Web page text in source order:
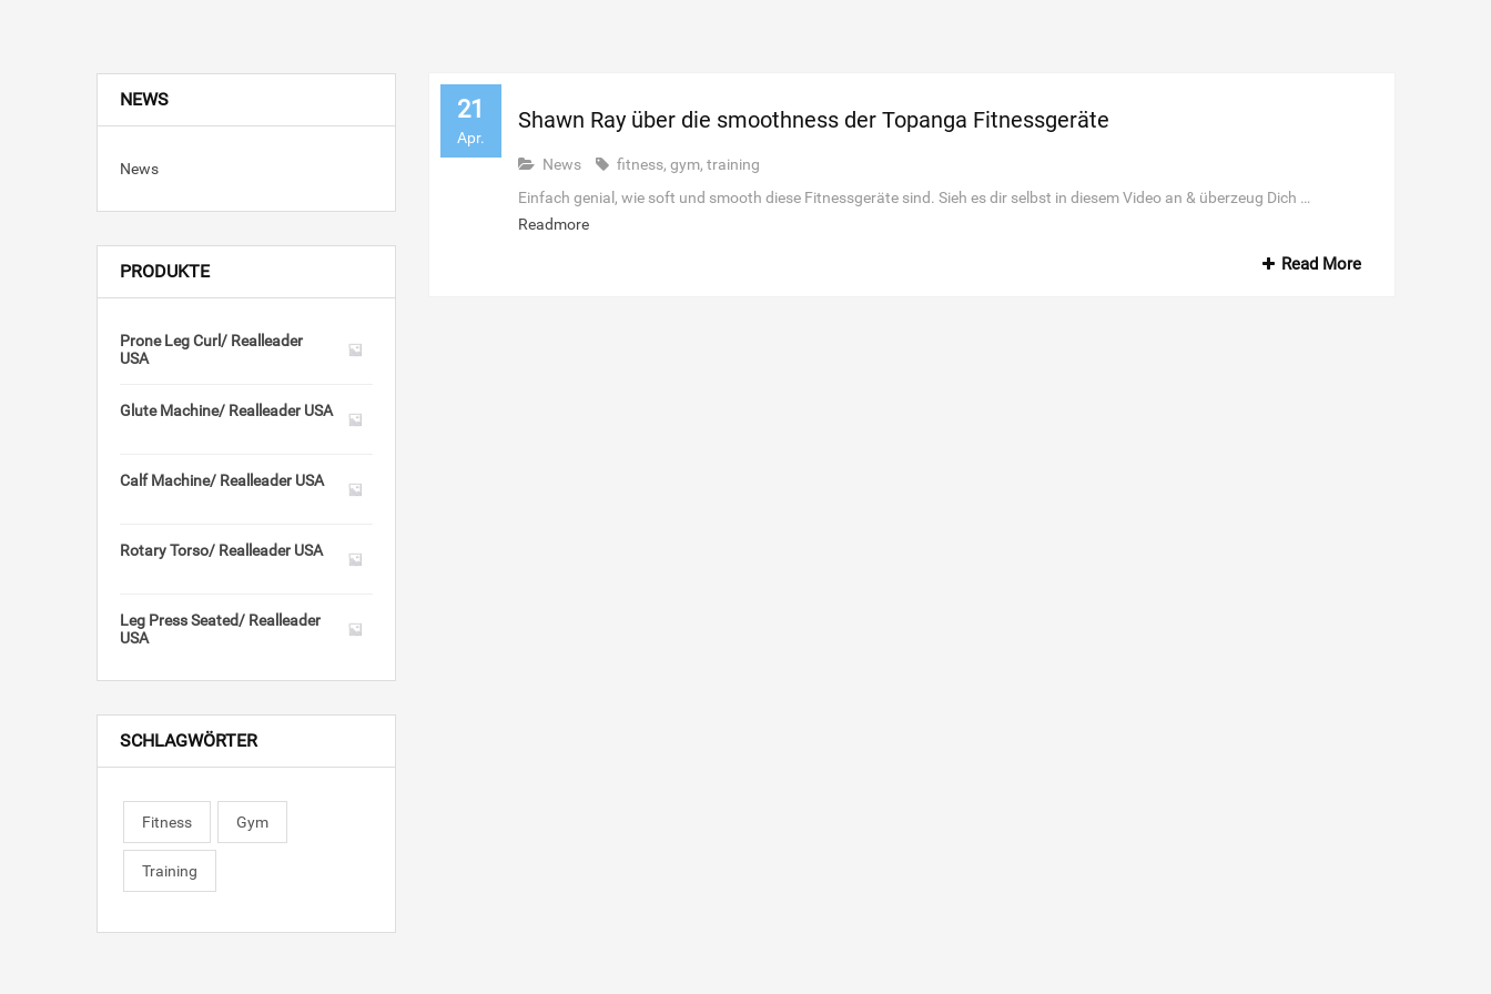
NEWS
News
PRODUKTE
Prone Leg Curl/ Realleader
USA
Glute Machine/ Realleader USA
Calf Machine/ Realleader USA
Rotary Torso/ Realleader USA
Leg Press Seated/ Realleader
USA
SCHLAGWÖRTER
Fitness Gym
Training
21
Apr.
Shawn Ray über die smoothness der Topanga Fitnessgeräte
News fitness, gym, training
Einfach genial, wie soft und smooth diese Fitnessgeräte sind. Sieh es dir selbst in diesem Video an & überzeug Dich …
Readmore
Read More